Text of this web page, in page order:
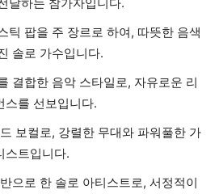
틱 팝을 주 장르로 하여, 따뜻한 음색
솔로 가수입니다.
결합한 음악 스타일로, 자유로운 리
스를 선보입니다.
보컬로, 강렬한 무대와 파워풀한 가
스트입니다.
으로 한 솔로 아티스트로, 서정적이